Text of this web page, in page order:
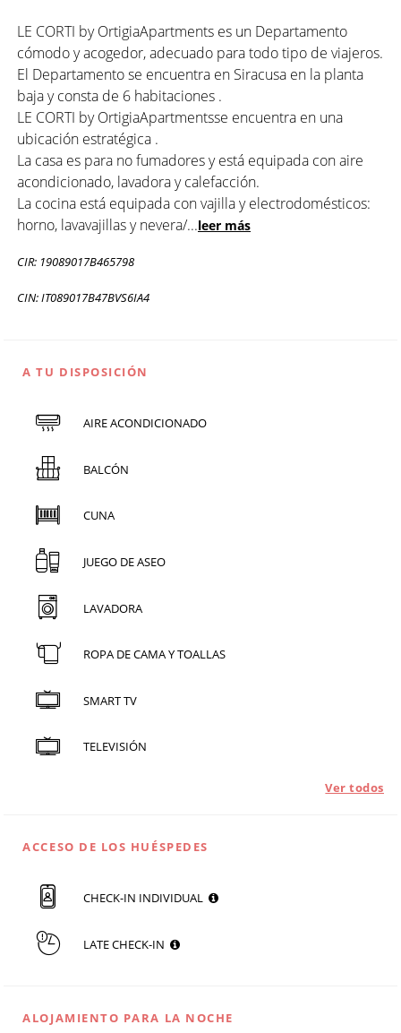
LE CORTI by OrtigiaApartments es un Departamento
cómodo y acogedor, adecuado para todo tipo de viajeros.
El Departamento se encuentra en Siracusa en la planta
baja y consta de 6 habitaciones .
LE CORTI by OrtigiaApartmentsse encuentra en una
ubicación estratégica .
La casa es para no fumadores y está equipada con aire
acondicionado, lavadora y calefacción.
La cocina está equipada con vajilla y electrodomésticos:
horno, lavavajillas y nevera/...leer más
CIR: 19089017B465798
CIN: IT089017B47BVS6IA4
A TU DISPOSICIÓN
AIRE ACONDICIONADO
BALCÓN
CUNA
JUEGO DE ASEO
LAVADORA
ROPA DE CAMA Y TOALLAS
SMART TV
TELEVISIÓN
Ver todos
ACCESO DE LOS HUÉSPEDES
CHECK-IN INDIVIDUAL
LATE CHECK-IN
ALOJAMIENTO PARA LA NOCHE